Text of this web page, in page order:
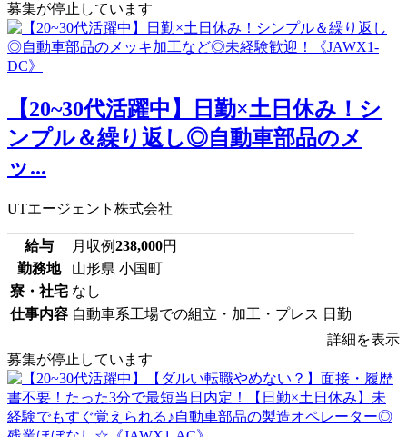
募集が停止しています
【20~30代活躍中】日勤×土日休み！シ
ンプル＆繰り返し◎自動車部品のメ
ッ...
UTエージェント株式会社
給与 月収例238,000円
勤務地
山形県 小国町
寮・社宅 なし
仕事内容 自動車系工場での組立・加工・プレス 日勤
詳細を表示
募集が停止しています